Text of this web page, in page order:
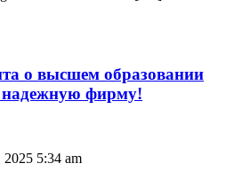
о высшем образовании
надежную фирму!
5:34 am